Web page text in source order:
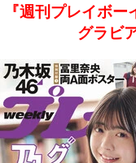
『週刊プレイボ
グラビ